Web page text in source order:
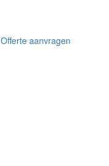
Offerte aanvragen